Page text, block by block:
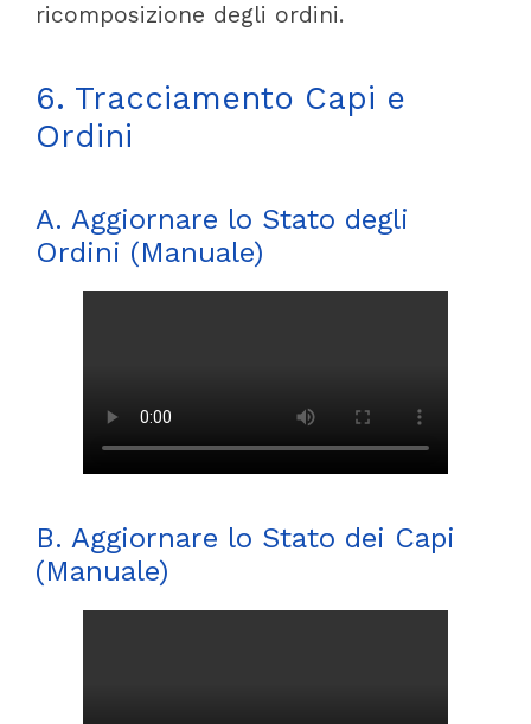
ricomposizione degli ordini.
6. Tracciamento Capi e
Ordini
A. Aggiornare lo Stato degli
Ordini (Manuale)
B. Aggiornare lo Stato dei Capi
(Manuale)